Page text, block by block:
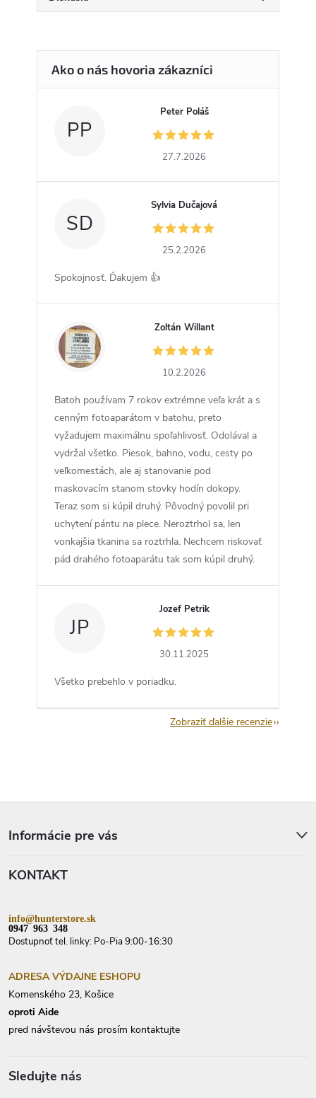
PP
Peter Poláš
27.7.2026
SD
Sylvia Dučajová
25.2.2026
Spokojnosť. Ďakujem 👍
ZW
Zoltán Willant
10.2.2026
Batoh používam 7 rokov extrémne veľa krát a s
cenným fotoaparátom v batohu, preto
vyžadujem maximálnu spoľahlivosť. Odolával a
vydržal všetko. Piesok, bahno, vodu, cesty po
veľkomestách, ale aj stanovanie pod
maskovacím stanom stovky hodín dokopy.
Teraz som si kúpil druhý. Pôvodný povolil pri
uchytení pántu na plece. Neroztrhol sa, len
vonkajšia tkanina sa roztrhla. Nechcem riskovať
pád drahého fotoaparátu tak som kúpil druhý.
JP
Jozef Petrik
30.11.2025
Všetko prebehlo v poriadku.
Zobraziť ďalšie recenzie
Informácie pre vás
KONTAKT
info@hunterstore.sk
0947 963 348
Dostupnoť tel. linky: Po-Pia 9:00-16:30
ADRESA VÝDAJNE ESHOPU
Komenského 23, Košice
oproti Aide
pred návštevou nás prosím kontaktujte
Sledujte nás